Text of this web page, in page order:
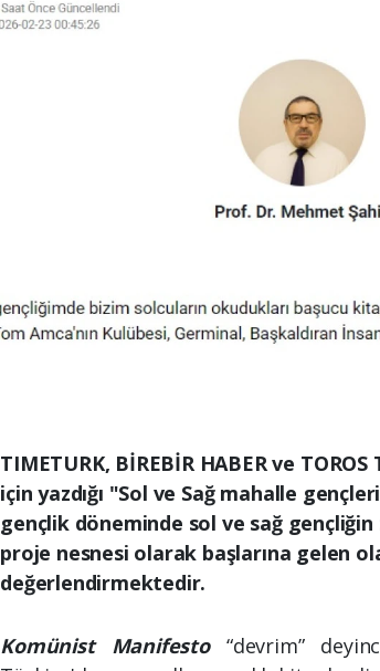
TIMETURK, BİREBİR HABER ve
için yazdığı "Sol ve Sağ mahalle
gençlik döneminde sol ve sağ gençliğin
proje nesnesi olarak başlarına gelen
değerlendirmektedir.
Komünist Manifesto“devrim”